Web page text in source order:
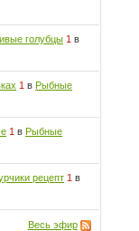
голубцы 1 в
1 вРыбные
1 вРыбные
рецепт 1 в
Весь эфир